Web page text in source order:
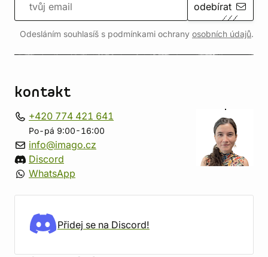
odebírat
Odesláním souhlasíš s podmínkami ochrany osobních údajů.
kontakt
+420 774 421 641
Po-pá 9:00-16:00
info@imago.cz
Discord
WhatsApp
Přidej se na Discord!